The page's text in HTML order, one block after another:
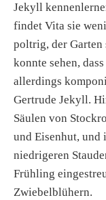
Jekyll
findet Vita sie
poltrig, der Garten
konnte sehen,
allerdings
Gertrude Jekyll.
Säulen von
und Eisenhut, und
niedrigeren
Frühling
Zwiebelblühern.